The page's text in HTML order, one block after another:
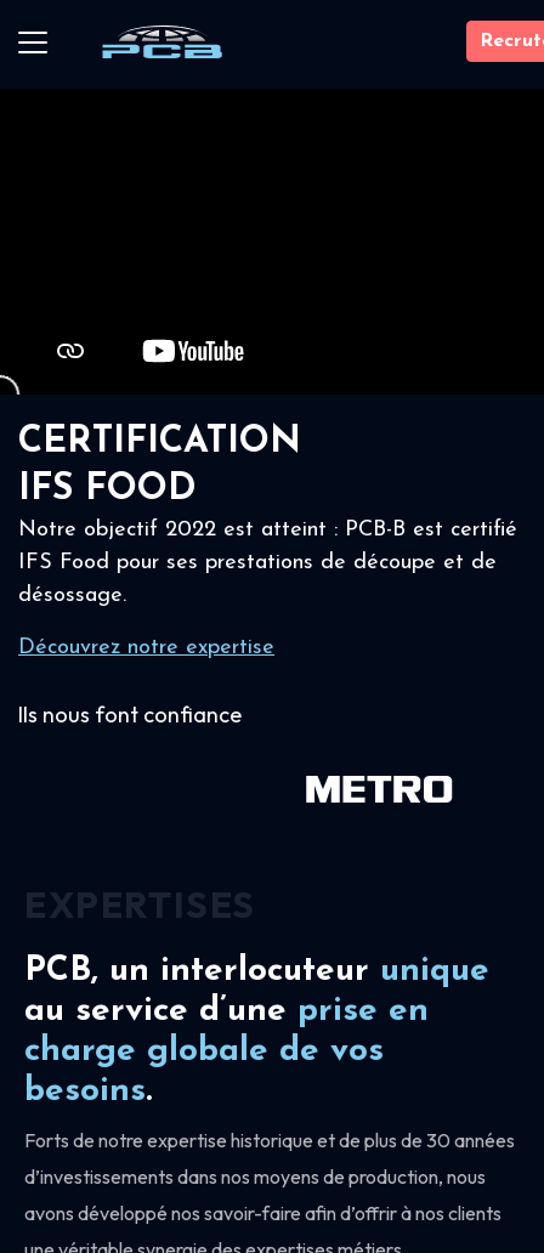
CERTIFICATION
IFS FOOD
Notre objectif 2022 est atteint : PCB-B est certifié
IFS Food pour ses prestations de découpe et de
désossage.
Découvrez notre expertise
Ils nous font confiance
PCB, un interlocuteur unique
au service d’une prise en
charge globale de vos
besoins.
Forts de notre expertise historique et de plus de 30 années
d’investissements dans nos moyens de production, nous
avons développé nos savoir-faire afin d’offrir à nos clients
EXPERTISES